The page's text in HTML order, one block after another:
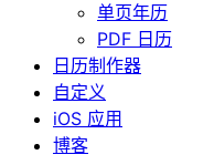
单页年历
PDF 日历
日历制作器
自定义
iOS 应用
博客